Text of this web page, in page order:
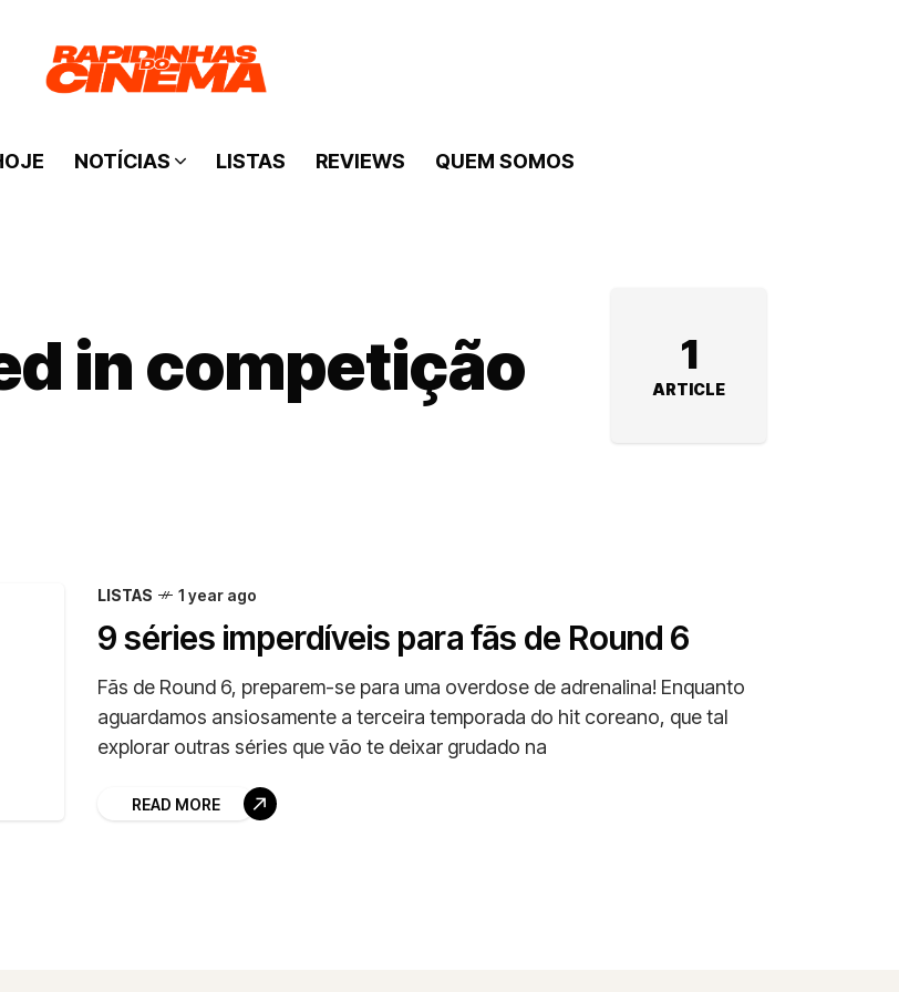
NOTÍCIAS LISTAS REVIEWS QUEM SOMOS
in competição 1
ARTICLE
LISTAS 1 year ago
9 séries imperdíveis para fãs de Round 6
Fãs de Round 6, preparem-se para uma overdose de adrenalina! Enquanto
aguardamos ansiosamente a terceira temporada do hit coreano, que tal
explorar outras séries que vão te deixar grudado na
READ MORE